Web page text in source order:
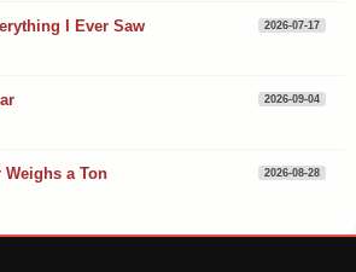
I Ever Saw 2026-07-17
2026-09-04
a Ton 2026-08-28